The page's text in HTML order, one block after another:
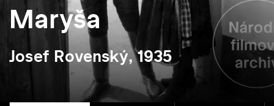
Maryša
Josef Rovenský, 1935